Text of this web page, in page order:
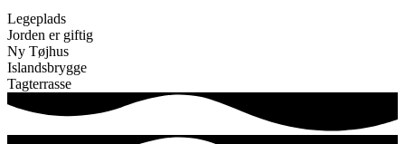
Legeplads
Jorden er giftig
Ny Tøjhus
Islandsbrygge
Tagterrasse